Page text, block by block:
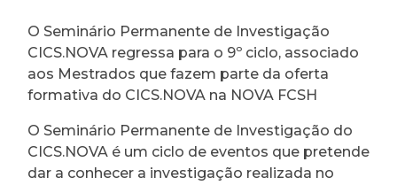
O Seminário Permanente de Investigação
CICS.NOVA regressa para o 9º ciclo, associado
aos Mestrados que fazem parte da oferta
formativa do CICS.NOVA na NOVA FCSH
O Seminário Permanente de Investigação do
CICS.NOVA é um ciclo de eventos que pretende
dar a conhecer a investigação realizada no